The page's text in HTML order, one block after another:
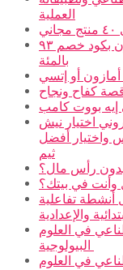
العملية
رابط الحصول على كورس ميرش باي امازون بكود خصم ٩٣
بالمئة
أو إتسي
كفاح ونجاح
بووت كامب
اختيار نيش
واختيار أفضل
ثيم
رأس مال؟
وأنت في بيتك؟
أنشطة تفاعلية
والإعدادية
في العلوم
في العلوم